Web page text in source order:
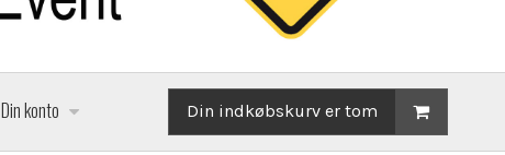
Din konto Din indkøbskurv er tom